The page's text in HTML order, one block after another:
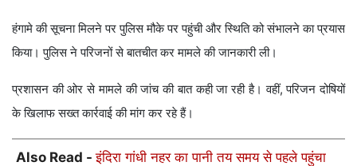
हंगामे की सूचना मिलने पर पुलिस मौके पर पहुंची और स्थिति को संभालने का प्रयास
किया। पुलिस ने परिजनों से बातचीत कर मामले की जानकारी ली।
प्रशासन की ओर से मामले की जांच की बात कही जा रही है। वहीं, परिजन दोषियों
के खिलाफ सख्त कार्रवाई की मांग कर रहे हैं।
Also Read -इंदिरा गांधी नहर का पानी तय समय से पहले पहुंचा